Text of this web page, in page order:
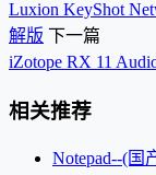
Luxion KeyShot
解版 下一篇
iZotope RX 11
相关推荐
Notepad--(国